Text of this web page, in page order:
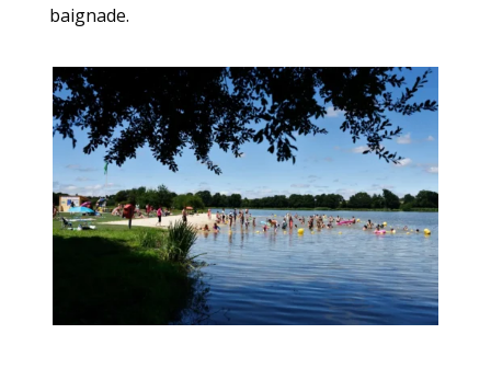
baignade.